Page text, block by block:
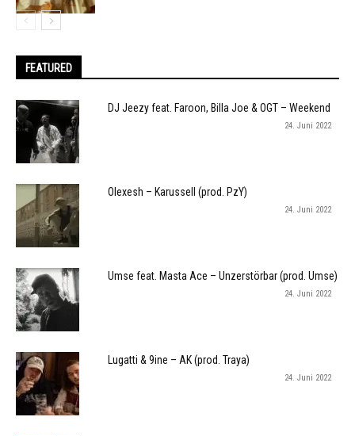
FEATURED
DJ Jeezy feat. Faroon, Billa Joe & OGT – Weekend
24. Juni 2022
Olexesh – Karussell (prod. PzY)
24. Juni 2022
Umse feat. Masta Ace – Unzerstörbar (prod. Umse)
24. Juni 2022
Lugatti & 9ine – AK (prod. Traya)
24. Juni 2022